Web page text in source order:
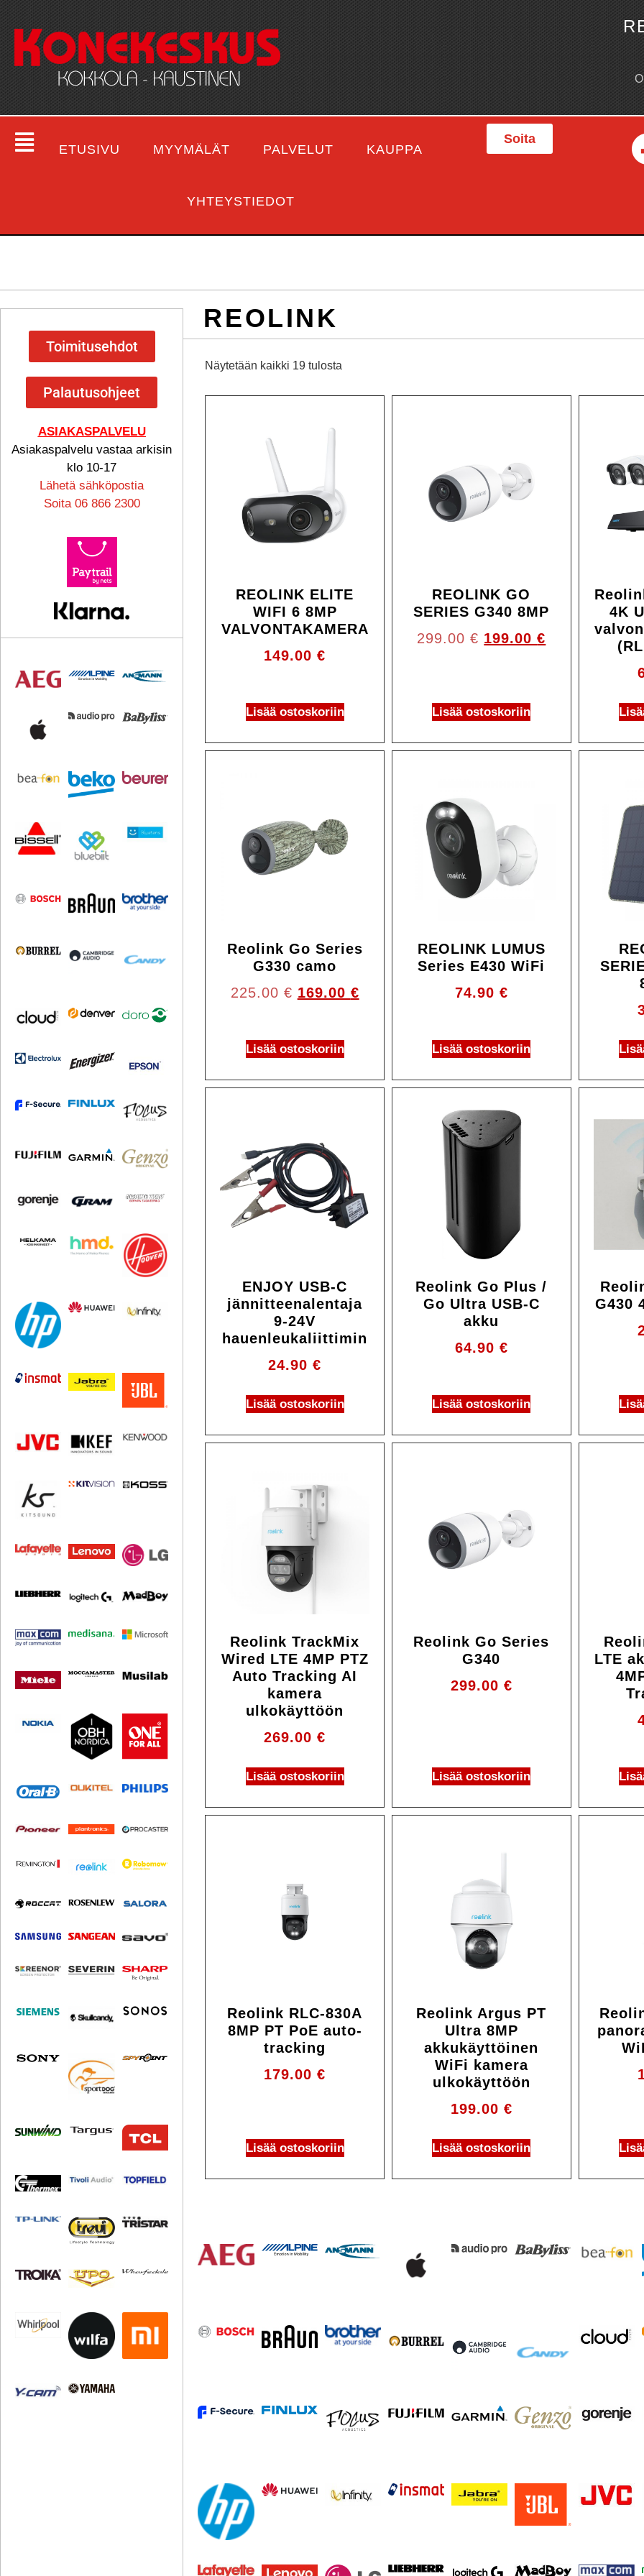
ETUSIVU MYYMÄLÄT PALVELUT KAUPPA
YHTEYSTIEDOT
Soita
Toimitusehdot
Palautusohjeet
ASIAKASPALVELU
Asiakaspalvelu vastaa arkisin
klo 10-17
Lähetä sähköpostia
Soita 06 866 2300
REOLINK
Näytetään kaikki 19 tulosta
REOLINK ELITE
WIFI 6 8MP
VALVONTAKAMERA
149.00€
Lisää ostoskoriin
REOLINK GO
SERIES G340 8MP
299.00€ 199.00€
Lisää ostoskoriin
4K
Reolink Go Series
G330 camo
225.00 € 169.00 €
Lisää ostoskoriin
REOLINK LUMUS
Series E430 WiFi
74.90 €
Lisää ostoskoriin
ENJOY USB-C
jännitteenalentaja
9-24V
hauenleukaliittimin
24.90€
Lisää ostoskoriin
Reolink Go Plus /
Go Ultra USB-C
akku
64.90 €
Lisää ostoskoriin
G430
Reolink TrackMix
Wired LTE 4MP PTZ
Auto Tracking AI
kamera
ulkokäyttöön
269.00€
Lisää ostoskoriin
Reolink Go Series
G340
299.00 €
Lisää ostoskoriin
LTE
Reolink RLC-830A
8MP PT PoE auto-
tracking
179.00€
Lisää ostoskoriin
Reolink Argus PT
Ultra 8MP
akkukäyttöinen
WiFi kamera
ulkokäyttöön
199.00 €
Lisää ostoskoriin